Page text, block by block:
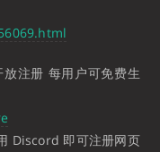
注册 每用户可免费生
Discord 即可注册网页